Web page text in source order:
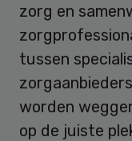
zorg en
tussen
worden
op de juiste